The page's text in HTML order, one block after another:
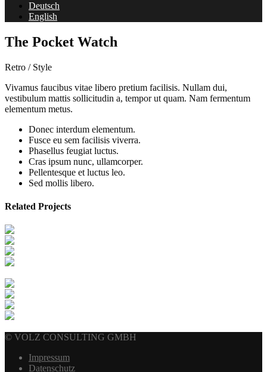
Deutsch
English
The Pocket Watch
Retro / Style
Vivamus faucibus vitae libero pretium facilisis. Nullam dui,
vestibulum mattis sollicitudin a, tempor ut quam. Nam fermentum
elementum metus.
Donec interdum elementum.
Fusce eu sem facilisis viverra.
Phasellus feugiat luctus.
Cras ipsum nunc, ullamcorper.
Pellentesque et luctus leo.
Sed mollis libero.
Related Projects
© VOLZ CONSULTING GMBH
Impressum
Datenschutz